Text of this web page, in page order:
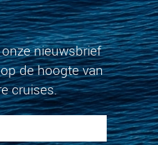
nieuwsbrief
de hoogte van
cruises.